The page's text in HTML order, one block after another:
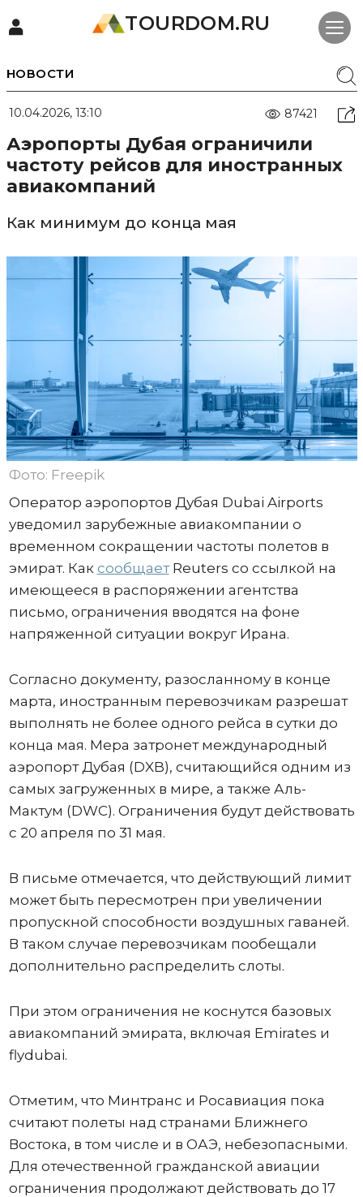
TOURDOM.RU
НОВОСТИ
10.04.2026, 13:10 87421
Аэропорты Дубая ограничили
частоту рейсов для иностранных
авиакомпаний
Как минимум до конца мая
Фото: Freepik
Оператор аэропортов Дубая Dubai Airports
уведомил зарубежные авиакомпании о
временном сокращении частоты полетов в
эмират. Как сообщаетReuters со ссылкой на
имеющееся в распоряжении агентства
письмо, ограничения вводятся на фоне
напряженной ситуации вокруг Ирана.
Согласно документу, разосланному в конце
марта, иностранным перевозчикам разрешат
выполнять не более одного рейса в сутки до
конца мая. Мера затронет международный
аэропорт Дубая (DXB), считающийся одним из
самых загруженных в мире, а также Аль-
Мактум (DWC). Ограничения будут действовать
с 20 апреля по 31 мая.
В письме отмечается, что действующий лимит
может быть пересмотрен при увеличении
пропускной способности воздушных гаваней.
В таком случае перевозчикам пообещали
дополнительно распределить слоты.
При этом ограничения не коснутся базовых
авиакомпаний эмирата, включая Emirates и
flydubai.
Отметим, что Минтранс и Росавиация пока
считают полеты над странами Ближнего
Востока, в том числе и в ОАЭ, небезопасными.
Для отечественной гражданской авиации
ограничения продолжают действовать до 17